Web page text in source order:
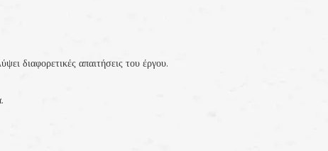
διαφορετικές απαιτήσεις του έργου.